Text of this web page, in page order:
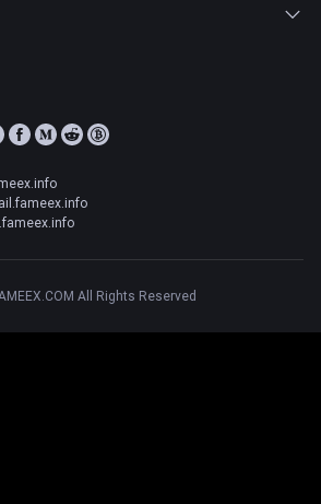
All Rights Reserved